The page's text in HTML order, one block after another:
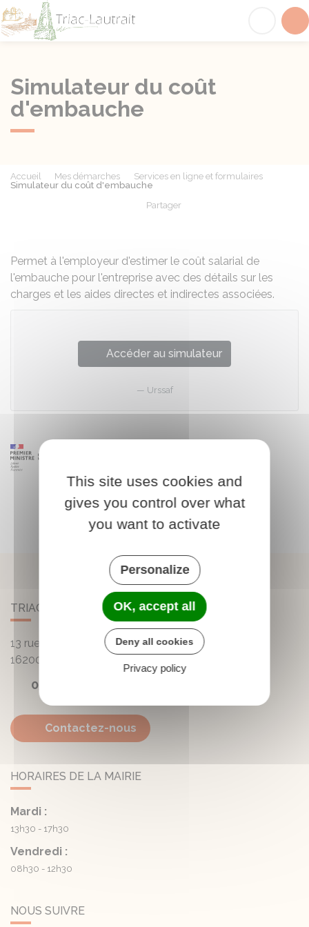
Simulateur du coût
d'embauche
Accueil Mes démarches
Services en ligne et formulaires
Simulateur du coût d'embauche
Partager
Permet à l'employeur d'estimer le coût salarial de
l'embauche pour l'entreprise avec des détails sur les
charges et les aides directes et indirectes associées.
Accéder au simulateur
Urssaf
TRIAC-LAUTRAIT
13 rue de la Mairie - Lautrait
16200
05 45 81 05 41
Contactez-nous
HORAIRES DE LA MAIRIE
Mardi :
13h30 - 17h30
Vendredi :
08h30 - 12h30
NOUS SUIVRE
This site uses cookies and
gives you control over what
you want to activate
Personalize
OK, accept all
Deny all cookies
Privacy policy